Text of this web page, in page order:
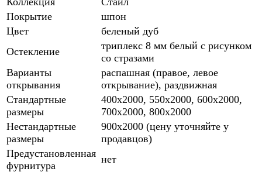
Покрытие
шпон
Цвет
беленый дуб
Остекление
триплекс 8 мм белый с рисунком
cо стразами
Варианты
открывания
распашная (правое, левое
открывание), раздвижная
Стандартные
размеры
400х2000, 550х2000, 600х2000,
700х2000, 800х2000
Нестандартные
размеры
900х2000 (цену уточняйте у
продавцов)
Предустановленная
фурнитура
нет